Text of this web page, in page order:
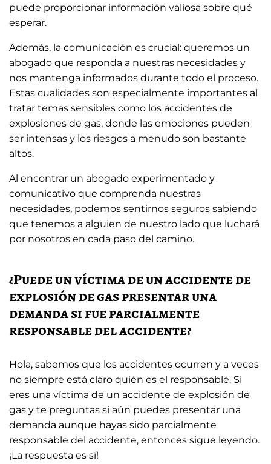
puede proporcionar información valiosa sobre qué
esperar.
Además, la comunicación es crucial: queremos un
abogado que responda a nuestras necesidades y
nos mantenga informados durante todo el proceso.
Estas cualidades son especialmente importantes al
tratar temas sensibles como los accidentes de
explosiones de gas, donde las emociones pueden
ser intensas y los riesgos a menudo son bastante
altos.
Al encontrar un abogado experimentado y
comunicativo que comprenda nuestras
necesidades, podemos sentirnos seguros sabiendo
que tenemos a alguien de nuestro lado que luchará
por nosotros en cada paso del camino.
¿Puede un víctima de un accidente de
explosión de gas presentar una
demanda si fue parcialmente
responsable del accidente?
Hola, sabemos que los accidentes ocurren y a veces
no siempre está claro quién es el responsable. Si
eres una víctima de un accidente de explosión de
gas y te preguntas si aún puedes presentar una
demanda aunque hayas sido parcialmente
responsable del accidente, entonces sigue leyendo.
¡La respuesta es sí!